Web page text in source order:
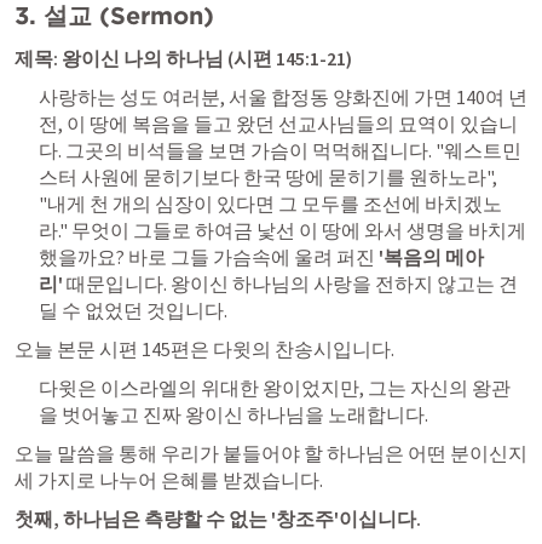
3. 설교 (Sermon)
제목: 왕이신 나의 하나님 (시편 145:1-21)
사랑하는 성도 여러분, 서울 합정동 양화진에 가면 140여 년
전, 이 땅에 복음을 들고 왔던 선교사님들의 묘역이 있습니
다. 그곳의 비석들을 보면 가슴이 먹먹해집니다. "웨스트민
스터 사원에 묻히기보다 한국 땅에 묻히기를 원하노라",
"내게 천 개의 심장이 있다면 그 모두를 조선에 바치겠노
라." 무엇이 그들로 하여금 낯선 이 땅에 와서 생명을 바치게
했을까요? 바로 그들 가슴속에 울려 퍼진 '복음의 메아
리' 때문입니다. 왕이신 하나님의 사랑을 전하지 않고는 견
딜 수 없었던 것입니다.
오늘 본문 시편 145편은 다윗의 찬송시입니다.
다윗은 이스라엘의 위대한 왕이었지만, 그는 자신의 왕관
을 벗어놓고 진짜 왕이신 하나님을 노래합니다.
오늘 말씀을 통해 우리가 붙들어야 할 하나님은 어떤 분이신지
세 가지로 나누어 은혜를 받겠습니다.
첫째, 하나님은 측량할 수 없는 '창조주'이십니다.